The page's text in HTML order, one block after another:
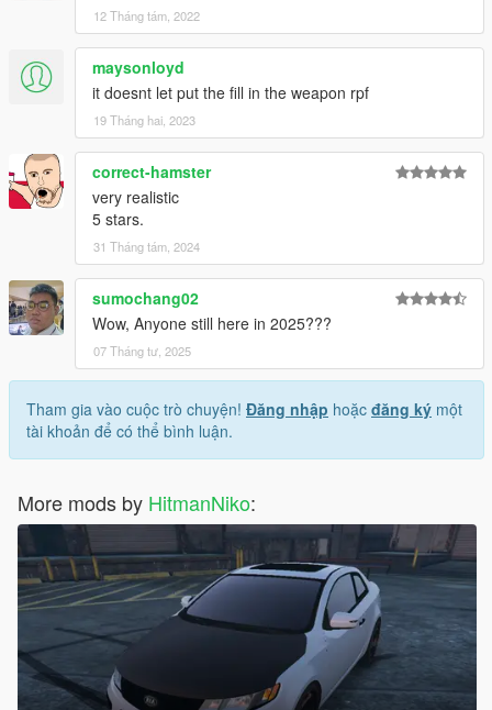
12 Tháng tám, 2022
maysonloyd
it doesnt let put the fill in the weapon rpf
19 Tháng hai, 2023
correct-hamster
very realistic
5 stars.
31 Tháng tám, 2024
sumochang02
Wow, Anyone still here in 2025???
07 Tháng tư, 2025
Tham gia vào cuộc trò chuyện! Đăng nhập hoặc đăng ký một
tài khoản để có thể bình luận.
More mods by HitmanNiko: